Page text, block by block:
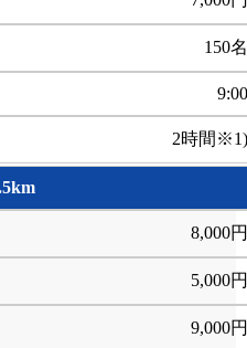
150名
9:00
2時間※1)
8,000円
5,000円
9,000円